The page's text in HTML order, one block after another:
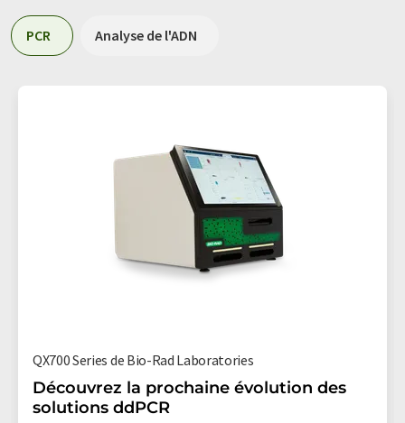
PCR Analyse de l'ADN
QX700 Series de Bio-Rad Laboratories
Découvrez la prochaine évolution des
solutions ddPCR